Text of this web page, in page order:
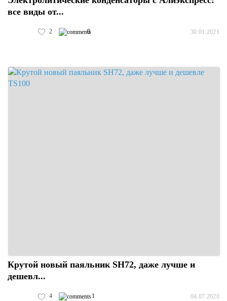
все виды от...
2 0 30.01.2021
Крутой новый паяльник SH72, даже лучше и
дешевл...
4 1 04.07.2020